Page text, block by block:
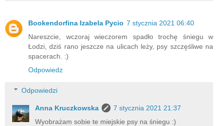
Bookendorfina Izabela Pycio 7 stycznia 2021 06:40
Nareszcie, wczoraj wieczorem spadło trochę śniegu w
Łodzi, dziś rano jeszcze na ulicach leży, psy szczęśliwe na
spacerach. :)
Odpowiedz
Odpowiedzi
Anna Kruczkowska
7 stycznia 2021 21:37
Wyobrażam sobie te miejskie psy na śniegu :)